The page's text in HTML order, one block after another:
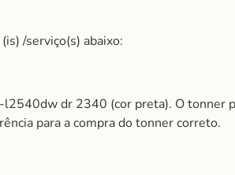
/serviço(s) abaixo:
dr 2340 (cor preta). O tonner
para a compra do tonner correto.